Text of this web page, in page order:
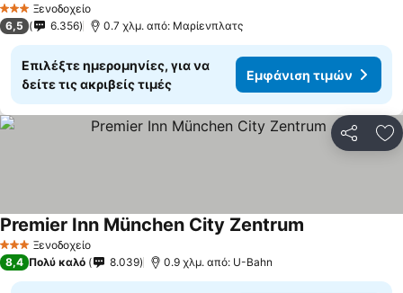
3 ΑστέριαΞενοδοχείο
6,5 6.356 0.7 χλμ. από: Μαρίενπλατς
Επιλέξτε ημερομηνίες, για να
δείτε τις ακριβείς τιμές
Εμφάνιση τιμών
3 ΑστέριαΞενοδοχείο
Premier Inn München City Zentrum
8,4 Πολύ καλό 8.039 0.9 χλμ. από: U-Bahn